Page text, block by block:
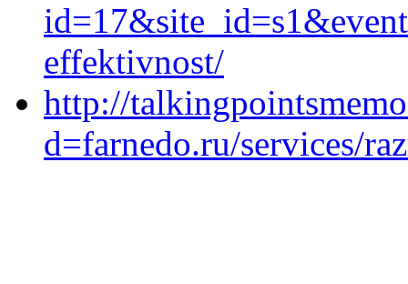
effektivnost/
http://
d=farnedo.ru/services/